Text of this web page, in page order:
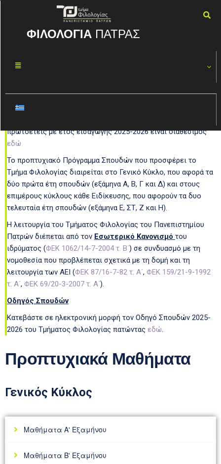
ΦΙΛΟΛΟΓΙΑ ΠΑΤΡΑΣ
νέες μας πρωτοετείς φοιτήτριες!
πρωτοετείς με έτος εισαγωγής 2025-2026 είναι διαθέσιμος
εδώ
Το προπτυχιακό Πρόγραμμα Σπουδών που προσφέρει το
Τμήμα Φιλολογίας διαιρείται στο Γενικό Κύκλο, που αφορά τα
δύο πρώτα έτη σπουδών (εξάμηνα Α, Β, Γ και Δ) και στους
επιμέρους κύκλους κάθε Ειδίκευσης, που αφορούν τα δυο
τελευταία έτη σπουδών (εξάμηνα Ε, ΣΤ, Ζ και Η).
Η λειτουργία του Τμήματος Φιλολογίας του Πανεπιστημίου
Πατρών διέπεται από τον Εσωτερικό Κανονισμό του
ιδρύματος (ΦΕΚ 1062/14-7-2004 τ. Β΄) σε συνδυασμό με τη
νομοθεσία που προβλέπεται σχετικά με τη δομή και τη
λειτουργία των ΑΕΙ (ΦΕΚ 87/16-7-82 τ. Α΄, ΦΕΚ 159/21-9-1992
τ. Α΄, ΦΕΚ 69/20-3-2007 τ. Α΄).
Οδηγός Σπουδών
Κατεβάστε σε ηλεκτρονική μορφή τον Οδηγό Σπουδών 2025-
2026 του Τμήματος Φιλολογίας πατώντας εδώ.
Προπτυχιακά Μαθήματα
Γενικός Κύκλος
Μαθήματα Α' Εξαμήνου
Μαθήματα Β' Εξαμήνου